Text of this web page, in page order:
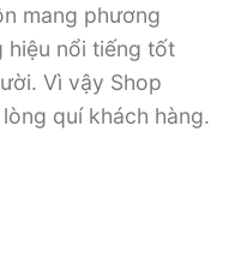
mang phương
hiệu nổi tiếng tốt
Vì vậy Shop
quí khách hàng.